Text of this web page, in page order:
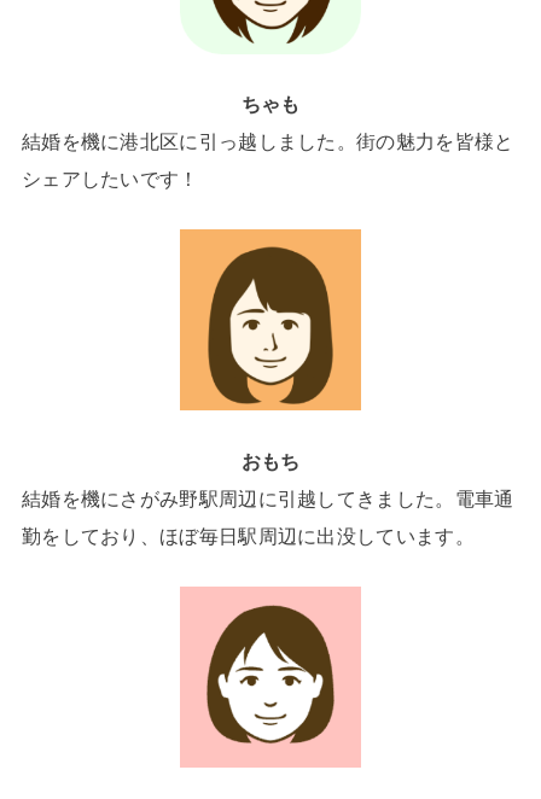
ちゃも
結婚を機に港北区に引っ越しました。街の魅力を皆様と
シェアしたいです！
おもち
結婚を機にさがみ野駅周辺に引越してきました。電車通
勤をしており、ほぼ毎日駅周辺に出没しています。